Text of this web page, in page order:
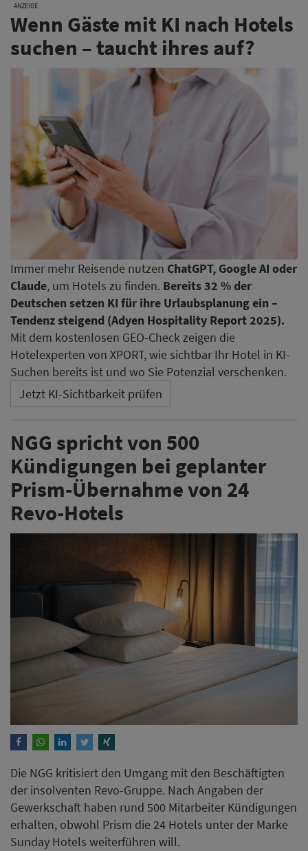
ANZEIGE
Wenn Gäste mit KI nach Hotels
suchen – taucht ihres auf?
Immer mehr Reisende nutzen ChatGPT, Google AI oder
Claude, um Hotels zu finden. Bereits 32 % der
Deutschen setzen KI für ihre Urlaubsplanung ein –
Tendenz steigend (Adyen Hospitality Report 2025).
Mit dem kostenlosen GEO-Check zeigen die
Hotelexperten von XPORT, wie sichtbar Ihr Hotel in KI-
Suchen bereits ist und wo Sie Potenzial verschenken.
Jetzt KI-Sichtbarkeit prüfen
NGG spricht von 500
Kündigungen bei geplanter
Prism-Übernahme von 24
Revo-Hotels
Die NGG kritisiert den Umgang mit den Beschäftigten
der insolventen Revo-Gruppe. Nach Angaben der
Gewerkschaft haben rund 500 Mitarbeiter Kündigungen
erhalten, obwohl Prism die 24 Hotels unter der Marke
Sunday Hotels weiterführen will.